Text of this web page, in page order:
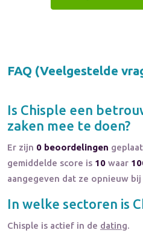
FAQ (Veelgestelde
Is Chisple een
zaken mee te doen?
Er zijn 0 beoordelingen
gemiddelde score is 10 waar
aangegeven dat ze opnieuw
In welke sectoren is
Chisple is actief in de dating.